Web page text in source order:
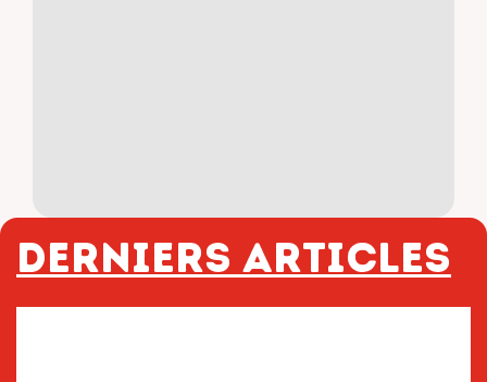
Derniers articles